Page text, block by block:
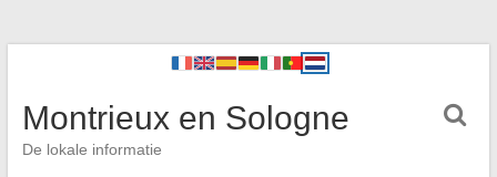
Montrieux en Sologne
De lokale informatie